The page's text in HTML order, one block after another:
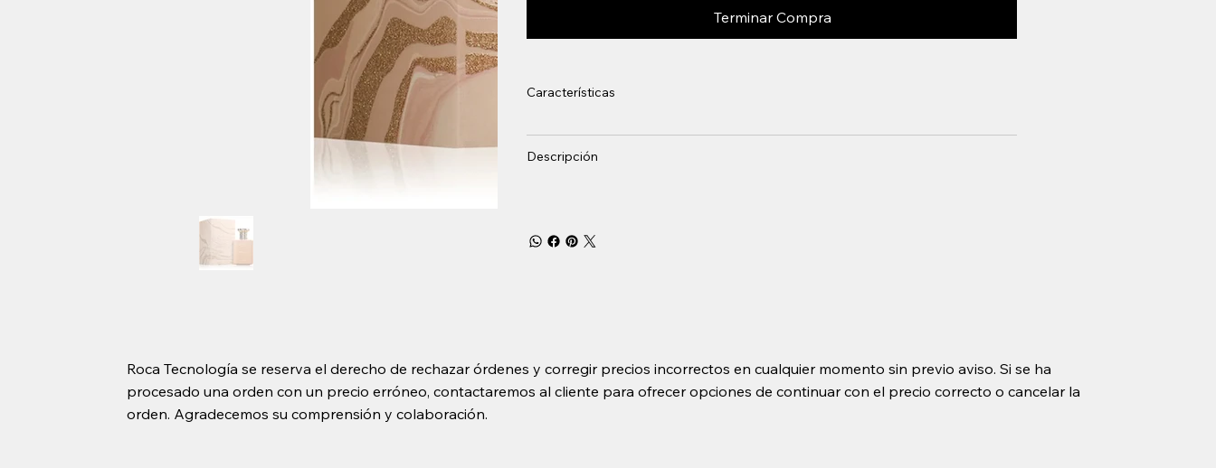
Terminar Compra
Características
Descripción
Roca Tecnología se reserva el derecho de rechazar órdenes y corregir precios incorrectos en cualquier momento sin previo aviso. Si se ha
procesado una orden con un precio erróneo, contactaremos al cliente para ofrecer opciones de continuar con el precio correcto o cancelar la
orden. Agradecemos su comprensión y colaboración.